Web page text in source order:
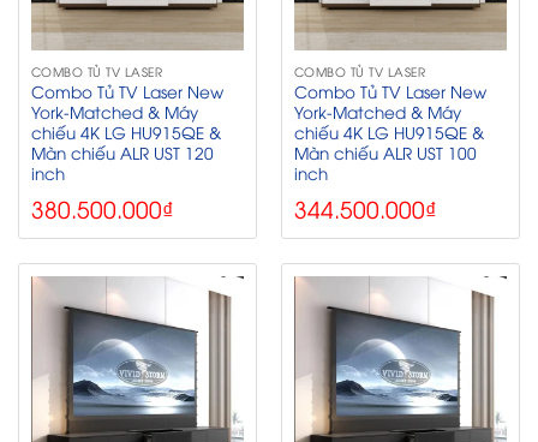
COMBO TỦ TV LASER
Combo Tủ TV Laser New
York-Matched & Máy
chiếu 4K LG HU915QE &
Màn chiếu ALR UST 120
inch
380.500.000₫
COMBO TỦ TV LASER
Combo Tủ TV Laser New
York-Matched & Máy
chiếu 4K LG HU915QE &
Màn chiếu ALR UST 100
inch
344.500.000₫